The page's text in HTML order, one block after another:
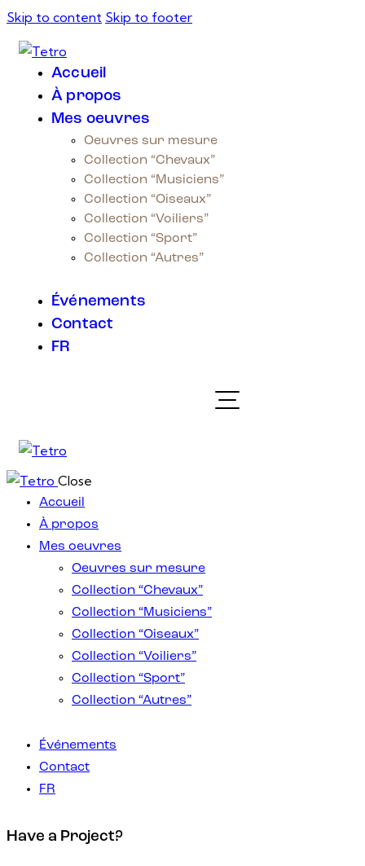
Skip to content Skip to footer
Accueil
À propos
Mes oeuvres
Oeuvres sur mesure
Collection “Chevaux”
Collection “Musiciens”
Collection “Oiseaux”
Collection “Voiliers”
Collection “Sport”
Collection “Autres”
Événements
Contact
FR
Close
Accueil
À propos
Mes oeuvres
Oeuvres sur mesure
Collection “Chevaux”
Collection “Musiciens”
Collection “Oiseaux”
Collection “Voiliers”
Collection “Sport”
Collection “Autres”
Événements
Contact
FR
Have a Project?